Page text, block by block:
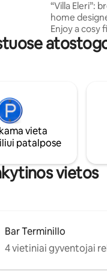
“Villa Eleri”:
home
Enjoy a cosy
fully
made for
check-in
local skipper
through the
vieta
patalpose
vietos
Bar Terminillo
4 vietiniai gyventojai